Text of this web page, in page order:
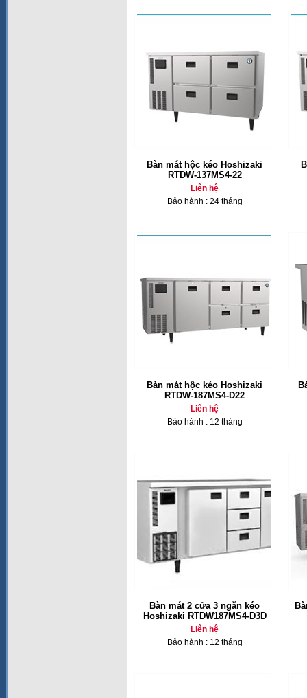
Bàn mát hộc kéo Hoshizaki
RTDW-137MS4-22
Liên hệ
Bảo hành : 24 tháng
Bàn mát hộc kéo Hoshizaki
RTDW-187MS4-D22
Liên hệ
Bảo hành : 12 tháng
Bàn mát 2 cửa 3 ngăn kéo
Hoshizaki RTDW187MS4-D3D
Liên hệ
Bảo hành : 12 tháng